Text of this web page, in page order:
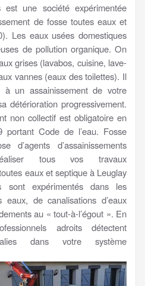
est une société expérimentée
de fosse toutes eaux et
Les eaux usées domestiques
de pollution organique. On
grises (lavabos, cuisine, lave-
vannes (eaux des toilettes). Il
un assainissement de votre
détérioration progressivement.
non collectif est obligatoire en
Code de l’eau. Fosse
d’agents d’assainissements
tous vos travaux
eaux et septique à Leuglay
sont expérimentés dans les
de canalisations d’eaux
au « tout-à-l’égout ». En
adroits détectent
dans votre système